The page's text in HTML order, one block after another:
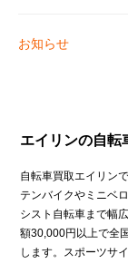
お知らせ
エイリンの自転
自転車買取エイリン
テンバイクやミニベ
シスト自転車まで幅
額30,000円以上で全
します。スポーツサ